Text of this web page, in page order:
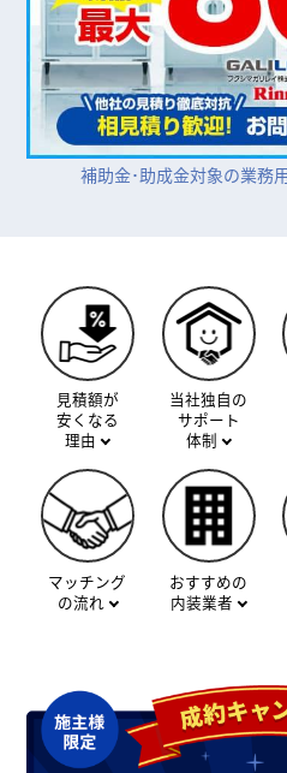
補助金･助成金対象の業務
見積額が
安くなる
理由
当社独自の
サポート
体制
マッチング
の流れ
おすすめの
内装業者